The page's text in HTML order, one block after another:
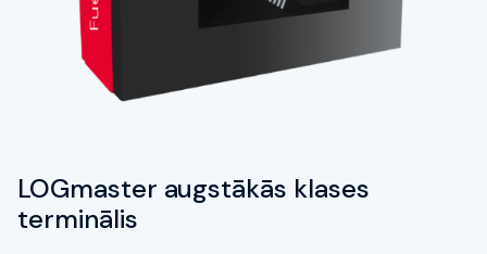
LOGmaster augstākās klases
terminālis